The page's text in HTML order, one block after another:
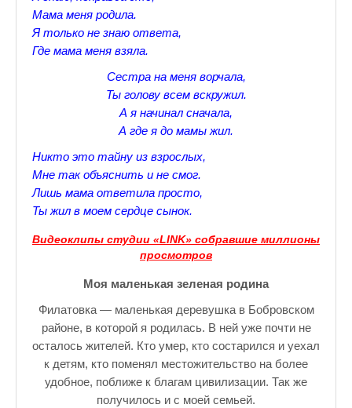
Прогулки по Царскому Селу. Осень
Царскосельские Стихи
Александр Пушкин Стихи
Стихотворения лицеистов
Все про Царское село
Лучшие стихи Русских Классиков
♪♫Музыкальное ассорти★
♪♫Nostalgia melody★
ЗАЛЫ ДЛЯ НАСТОЛЬНОГО ТЕННИСА В ПУШКИНЕ
♪♫Анекдоты★
♪♫Рассказы 3★
Мама меня родила.
Я только не знаю ответа,
Где мама меня взяла.
Сестра на меня ворчала,
Ты голову всем вскружил.
А я начинал сначала,
А где я до мамы жил.
Никто это тайну из взрослых,
Мне так объяснить и не смог.
Лишь мама ответила просто,
Ты жил в моем сердце сынок.
Видеоклипы студии «LINK» собравшие миллионы
просмотров
Моя маленькая зеленая родина
Филатовка — маленькая деревушка в Бобровском
районе, в которой я родилась. В ней уже почти не
осталось жителей. Кто умер, кто состарился и уехал
к детям, кто поменял местожительство на более
удобное, поближе к благам цивилизации. Так же
получилось и с моей семьей.